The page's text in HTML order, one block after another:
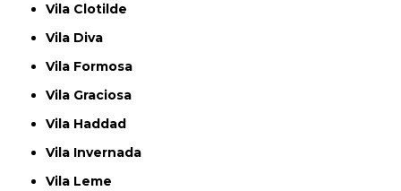
Vila Clotilde
Vila Diva
Vila Formosa
Vila Graciosa
Vila Haddad
Vila Invernada
Vila Leme